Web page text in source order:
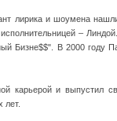
лирика и шоумена
–
Бизне$$". В 2000
карьерой и
лет.